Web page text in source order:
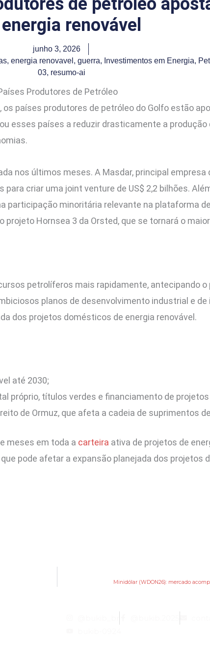
renovável
junho 3, 2026
, energia renovavel , guerra, Investimentos em Energia,
03, resumo-ai
Produtores de Petróleo
países produtores de petróleo do Golfo estão
esses países a reduzir drasticamente a
nos últimos meses. A Masdar, principal empresa
criar uma joint venture de US$ 2,2 bilhões.
participação minoritária relevante na plataforma
projeto Hornsea 3 da Orsted, que se tornará o
petrolíferos mais rapidamente, antecipando o
planos de desenvolvimento industrial e
dos projetos domésticos de energia renovável.
até 2030;
próprio, títulos verdes e financiamento de
de Ormuz, que afeta a cadeia de suprimentos
meses em toda a carteira ativa de projetos de
pode afetar a expansão planejada dos projetos
Minidólar (WDON26): mercado